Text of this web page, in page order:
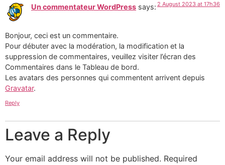
Un commentateur WordPress says: 2 August 2023 at 17h36
Bonjour, ceci est un commentaire.
Pour débuter avec la modération, la modification et la
suppression de commentaires, veuillez visiter l’écran des
Commentaires dans le Tableau de bord.
Les avatars des personnes qui commentent arrivent depuis
Gravatar.
Reply
Leave a Reply
Your email address will not be published. Required